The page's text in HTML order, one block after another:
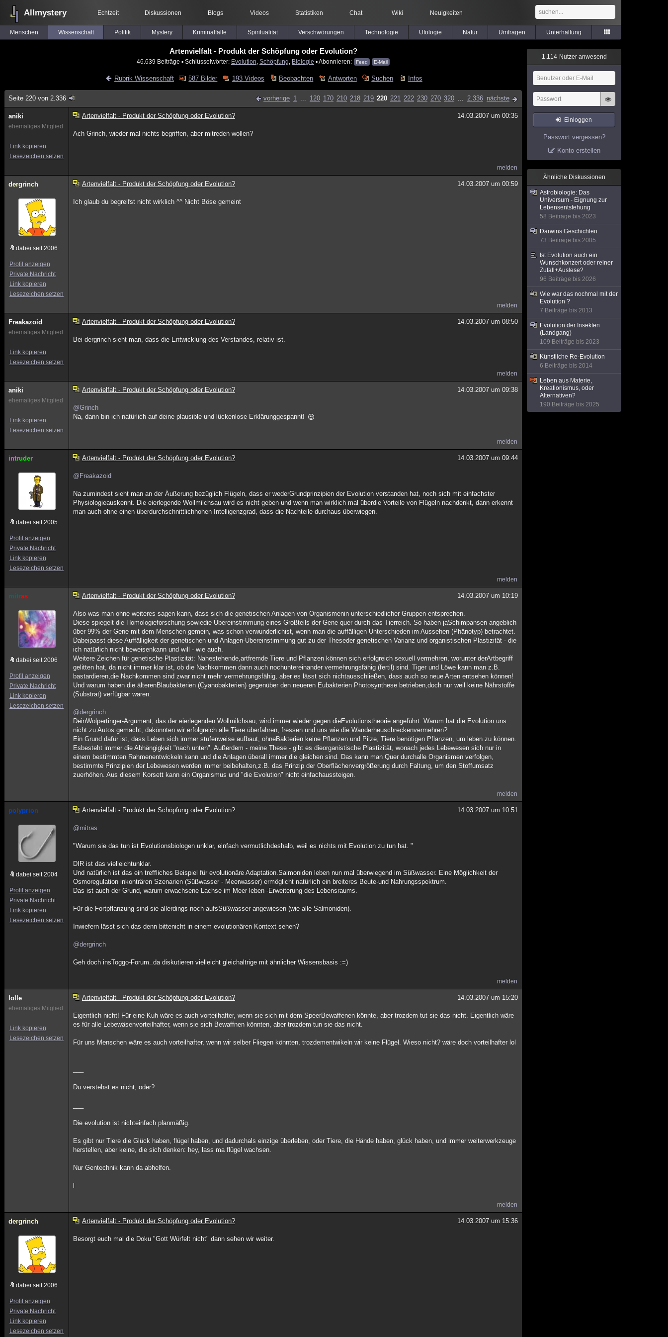
Allmystery Echtzeit Diskussionen Blogs Videos Statistiken Chat Wiki Neuigkeiten
Menschen Wissenschaft Politik Mystery Kriminalfälle Spiritualität Verschwörungen Technologie Ufologie Natur Umfragen Unterhaltung
Artenvielfalt - Produkt der Schöpfung oder Evolution?
46.639 Beiträge ▪ Schlüsselwörter: Evolution Schöpfung Biologie ▪ Abonnieren: Feed E-Mail
Rubrik Wissenschaft 587 Bilder 193 Videos Beobachten Antworten Suchen Infos
Seite 220 von 2.336 vorherige 1 ... 120 170 210 218 219 220 221 222 230 270 320 ... 2.336 nächste
aniki
ehemaliges Mitglied
Link kopieren
Lesezeichen setzen
Artenvielfalt - Produkt der Schöpfung oder Evolution? 14.03.2007 um 00:35
Ach Grinch, wieder mal nichts begriffen, aber mitreden wollen?
melden
dergrinch
dabei seit 2006
Profil anzeigen
Private Nachricht
Link kopieren
Lesezeichen setzen
Artenvielfalt - Produkt der Schöpfung oder Evolution? 14.03.2007 um 00:59
Ich glaub du begreifst nicht wirklich ^^ Nicht Böse gemeint
melden
Freakazoid
ehemaliges Mitglied
Link kopieren
Lesezeichen setzen
Artenvielfalt - Produkt der Schöpfung oder Evolution? 14.03.2007 um 08:50
Bei dergrinch sieht man, dass die Entwicklung des Verstandes, relativ ist.
melden
aniki
ehemaliges Mitglied
Link kopieren
Lesezeichen setzen
Artenvielfalt - Produkt der Schöpfung oder Evolution? 14.03.2007 um 09:38
@Grinch
Na, dann bin ich natürlich auf deine plausible und lückenlose Erklärunggespannt!
melden
intruder
dabei seit 2005
Profil anzeigen
Private Nachricht
Link kopieren
Lesezeichen setzen
Artenvielfalt - Produkt der Schöpfung oder Evolution? 14.03.2007 um 09:44
@Freakazoid
Na zumindest sieht man an der Äußerung bezüglich Flügeln, dass er wederGrundprinzipien der Evolution verstanden hat, noch sich mit einfachster
Physiologieauskennt. Die eierlegende Wollmilchsau wird es nicht geben und wenn man wirklich mal überdie Vorteile von Flügeln nachdenkt, dann erkennt
man auch ohne einen überdurchschnittlichhohen Intelligenzgrad, dass die Nachteile durchaus überwiegen.
melden
mitras
dabei seit 2006
Profil anzeigen
Private Nachricht
Link kopieren
Lesezeichen setzen
Artenvielfalt - Produkt der Schöpfung oder Evolution? 14.03.2007 um 10:19
Also was man ohne weiteres sagen kann, dass sich die genetischen Anlagen von Organismenin unterschiedlicher Gruppen entsprechen.
Diese spiegelt die Homologieforschung sowiedie Übereinstimmung eines Großteils der Gene quer durch das Tierreich. So haben jaSchimpansen angeblich
über 99% der Gene mit dem Menschen gemein, was schon verwunderlichist, wenn man die auffälligen Unterschieden im Aussehen (Phänotyp) betrachtet.
Dabeipasst diese Auffälligkeit der genetischen und Anlagen-Übereinstimmung gut zu der Theseder genetischen Varianz und organistischen Plastizität - die
ich natürlich nicht beweisenkann und will - wie auch.
Weitere Zeichen für genetische Plastizität: Nahestehende,artfremde Tiere und Pflanzen können sich erfolgreich sexuell vermehren, worunter derArtbegriff
gelitten hat, da nicht immer klar ist, ob die Nachkommen dann auch nochuntereinander vermehrungsfähig (fertil) sind. Tiger und Löwe kann man z.B.
bastardieren,die Nachkommen sind zwar nicht mehr vermehrungsfähig, aber es lässt sich nichtausschließen, dass auch so neue Arten entsehen können!
Und warum haben die älterenBlaubakterien (Cyanobakterien) gegenüber den neueren Eubakterien Photosynthese betrieben,doch nur weil keine Nährstoffe
(Substrat) verfügbar waren.
@dergrinch:
DeinWolpertinger-Argument, das der eierlegenden Wollmilchsau, wird immer wieder gegen dieEvolutionstheorie angeführt. Warum hat die Evolution uns
nicht zu Autos gemacht, dakönnten wir erfolgreich alle Tiere überfahren, fressen und uns wie die Wanderheuschreckenvermehren?
Ein Grund dafür ist, dass Leben sich immer stufenweise aufbaut, ohneBakterien keine Pflanzen und Pilze, Tiere benötigen Pflanzen, um leben zu können.
Esbesteht immer die Abhängigkeit "nach unten". Außerdem - meine These - gibt es dieorganistische Plastizität, wonach jedes Lebewesen sich nur in
einem bestimmten Rahmenentwickeln kann und die Anlagen überall immer die gleichen sind. Das kann man Quer durchalle Organismen verfolgen,
bestimmte Prinzipien der Lebewesen werden immer beibehalten,z.B. das Prinzip der Oberflächenvergrößerung durch Faltung, um den Stoffumsatz
zuerhöhen. Aus diesem Korsett kann ein Organismus und "die Evolution" nicht einfachaussteigen.
melden
polyprion
dabei seit 2004
Profil anzeigen
Private Nachricht
Link kopieren
Lesezeichen setzen
Artenvielfalt - Produkt der Schöpfung oder Evolution? 14.03.2007 um 10:51
@mitras
"Warum sie das tun ist Evolutionsbiologen unklar, einfach vermutlichdeshalb, weil es nichts mit Evolution zu tun hat. "
DIR ist das vielleichtunklar.
Und natürlich ist das ein treffliches Beispiel für evolutionäre Adaptation.Salmoniden leben nun mal überwiegend im Süßwasser. Eine Möglichkeit der
Osmoregulation inkonträren Szenarien (Süßwasser - Meerwasser) ermöglicht natürlich ein breiteres Beute-und Nahrungsspektrum.
Das ist auch der Grund, warum erwachsene Lachse im Meer leben -Erweiterung des Lebensraums.
Für die Fortpflanzung sind sie allerdings noch aufsSüßwasser angewiesen (wie alle Salmoniden).
Inwiefern lässt sich das denn bittenicht in einem evolutionären Kontext sehen?
@dergrinch
Geh doch insToggo-Forum..da diskutieren vielleicht gleichaltrige mit ähnlicher Wissensbasis :=)
melden
lolle
ehemaliges Mitglied
Link kopieren
Lesezeichen setzen
Artenvielfalt - Produkt der Schöpfung oder Evolution? 14.03.2007 um 15:20
Eigentlich nicht! Für eine Kuh wäre es auch vorteilhafter, wenn sie sich mit dem SpeerBewaffenen könnte, aber trozdem tut sie das nicht. Eigentlich wäre
es für alle Lebewäsenvorteilhafter, wenn sie sich Bewaffnen könnten, aber trozdem tun sie das nicht.
Für uns Menschen wäre es auch vorteilhafter, wenn wir selber Fliegen könnten, trozdementwikeln wir keine Flügel. Wieso nicht? wäre doch vorteilhafter lol
Du verstehst es nicht, oder?
Die evolution ist nichteinfach planmäßig.
Es gibt nur Tiere die Glück haben, flügel haben, und dadurchals einzige überleben, oder Tiere, die Hände haben, glück haben, und immer weiterwerkzeuge
herstellen, aber keine, die sich denken: hey, lass ma flügel wachsen.
Nur Gentechnik kann da abhelfen.
melden
dergrinch
dabei seit 2006
Profil anzeigen
Private Nachricht
Link kopieren
Lesezeichen setzen
Artenvielfalt - Produkt der Schöpfung oder Evolution? 14.03.2007 um 15:36
Besorgt euch mal die Doku "Gott Würfelt nicht" dann sehen wir weiter.
1.114 Nutzer anwesend
Einloggen
Passwort vergessen?
Konto erstellen
Ähnliche Diskussionen
Astrobiologie: Das
Universum - Eignung zur
Lebensentstehung
58 Beiträge bis 2023
Darwins Geschichten
73 Beiträge bis 2005
Ist Evolution auch ein
Wunschkonzert oder reiner
Zufall+Auslese?
96 Beiträge bis 2026
Wie war das nochmal mit der
Evolution ?
7 Beiträge bis 2013
Evolution der Insekten
(Landgang)
109 Beiträge bis 2023
Künstliche Re-Evolution
6 Beiträge bis 2014
Leben aus Materie,
Kreationismus, oder
Alternativen?
190 Beiträge bis 2025